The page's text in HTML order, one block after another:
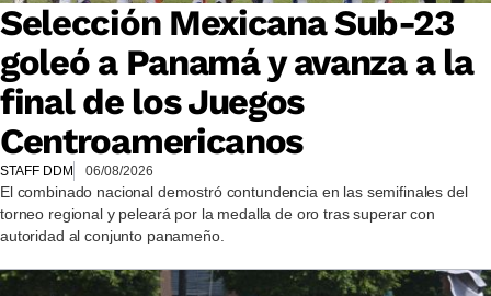
Selección Mexicana Sub-23
goleó a Panamá y avanza a la
final de los Juegos
Centroamericanos
STAFF DDM 06/08/2026
El combinado nacional demostró contundencia en las semifinales del
torneo regional y peleará por la medalla de oro tras superar con
autoridad al conjunto panameño.